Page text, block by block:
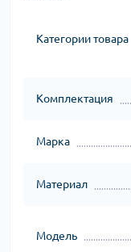
Категории товара
Комплектация
Марка
Материал
Модель